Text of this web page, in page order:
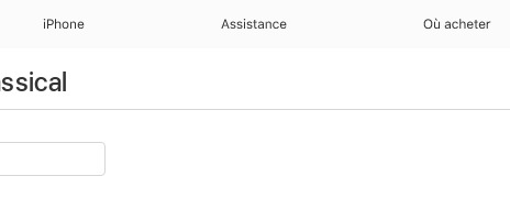
iPhone Assistance Où acheter